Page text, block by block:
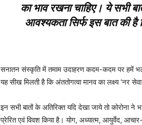
का भाव रखना चाहिए। ये सभी
आवश्यकता सिर्फ इस बात की
सनातन संस्कृति में तमाम उदाहरण कदम-कदम पर हमें
यह सीख मिलती है कि अंततोगत्वा मानव का लक्ष्य ‘नर सेवा
इन सभी बातों के अतिरिक्त यदि देखा जाये तो कोरोना
प्रेरित एवं विवश किया है। योग, अध्यात्म, आयुर्वेद,